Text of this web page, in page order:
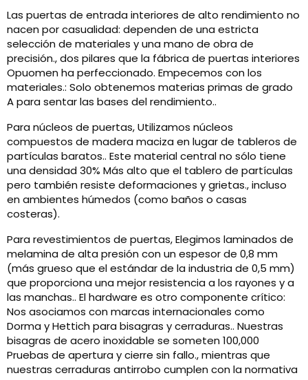
Las puertas de entrada interiores de alto rendimiento no
nacen por casualidad: dependen de una estricta
selección de materiales y una mano de obra de
precisión., dos pilares que la fábrica de puertas interiores
Opuomen ha perfeccionado. Empecemos con los
materiales.: Solo obtenemos materias primas de grado
A para sentar las bases del rendimiento..
Para núcleos de puertas, Utilizamos núcleos
compuestos de madera maciza en lugar de tableros de
partículas baratos.. Este material central no sólo tiene
una densidad 30% Más alto que el tablero de partículas
pero también resiste deformaciones y grietas., incluso
en ambientes húmedos (como baños o casas
costeras).
Para revestimientos de puertas, Elegimos laminados de
melamina de alta presión con un espesor de 0,8 mm
(más grueso que el estándar de la industria de 0,5 mm)
que proporciona una mejor resistencia a los rayones y a
las manchas.. El hardware es otro componente crítico:
Nos asociamos con marcas internacionales como
Dorma y Hettich para bisagras y cerraduras.. Nuestras
bisagras de acero inoxidable se someten 100,000
Pruebas de apertura y cierre sin fallo., mientras que
nuestras cerraduras antirrobo cumplen con la normativa